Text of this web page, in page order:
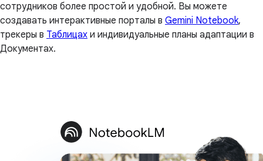
сотрудников более простой и удобной. Вы можете
создавать интерактивные порталы в Gemini Notebook,
трекеры в Таблицах и индивидуальные планы адаптации в
Документах.